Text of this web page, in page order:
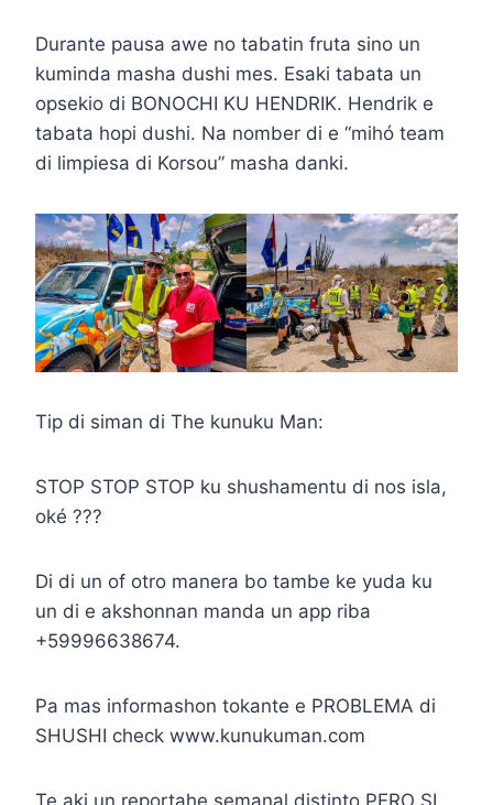
Durante pausa awe no tabatin fruta sino un
kuminda masha dushi mes. Esaki tabata un
opsekio di BONOCHI KU HENDRIK. Hendrik e
tabata hopi dushi. Na nomber di e “mihó team
di limpiesa di Korsou” masha danki.
Tip di siman di The kunuku Man:
STOP STOP STOP ku shushamentu di nos isla,
oké ???
Di di un of otro manera bo tambe ke yuda ku
un di e akshonnan manda un app riba
+59996638674.
Pa mas informashon tokante e PROBLEMA di
SHUSHI check www.kunukuman.com